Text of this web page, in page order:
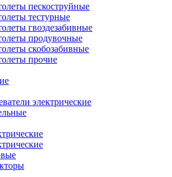
пескоструйные
тестурные
гвоздезабивные
продувочные
скобозабивные
прочие
электрические